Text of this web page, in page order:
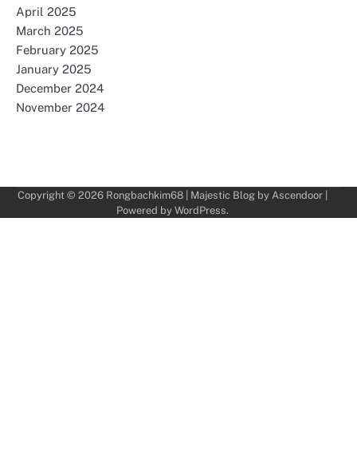
April 2025
March 2025
February 2025
January 2025
December 2024
November 2024
Copyright © 2026 Rongbachkim68| Majestic Blog by Ascendoor|
Powered by WordPress.